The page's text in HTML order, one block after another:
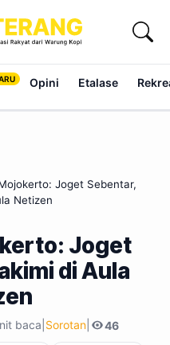
Opini Etalase
Joget Sebentar,
Netizen
Joget
di Aula
baca Sorotan| 46